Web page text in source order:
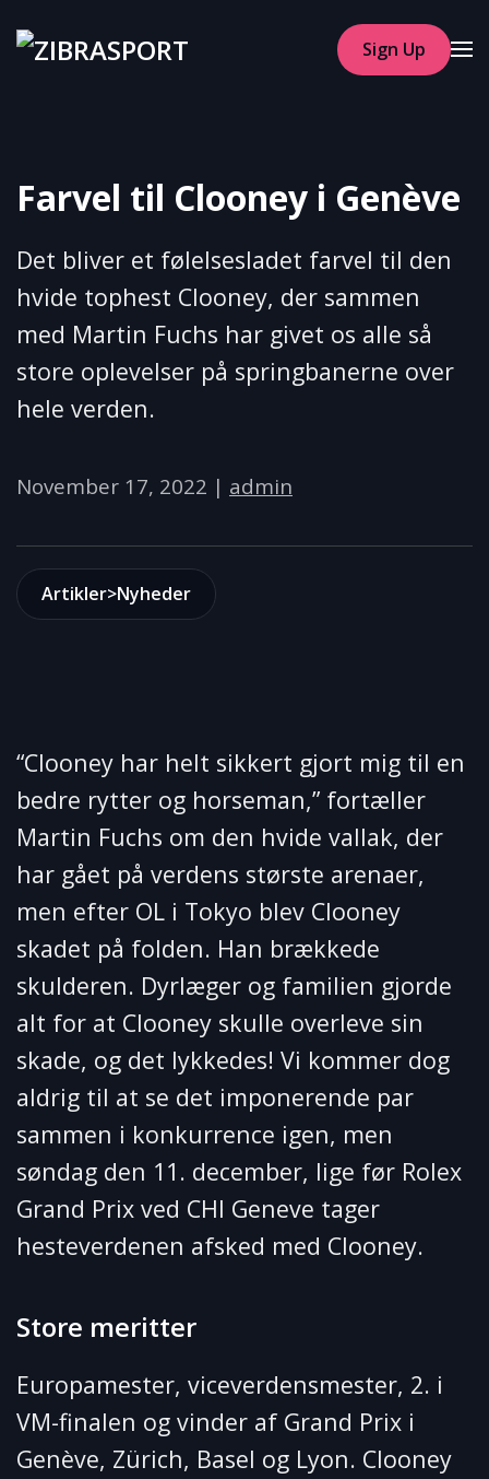
Skip to main content
Sign Up
Farvel til Clooney i Genève
Det bliver et følelsesladet farvel til den
hvide tophest Clooney, der sammen
med Martin Fuchs har givet os alle så
store oplevelser på springbanerne over
hele verden.
November 17, 2022 | admin
Artikler>Nyheder
“Clooney har helt sikkert gjort mig til en
bedre rytter og horseman,” fortæller
Martin Fuchs om den hvide vallak, der
har gået på verdens største arenaer,
men efter OL i Tokyo blev Clooney
skadet på folden. Han brækkede
skulderen. Dyrlæger og familien gjorde
alt for at Clooney skulle overleve sin
skade, og det lykkedes! Vi kommer dog
aldrig til at se det imponerende par
sammen i konkurrence igen, men
søndag den 11. december, lige før Rolex
Grand Prix ved CHI Geneve tager
hesteverdenen afsked med Clooney.
Store meritter
Europamester, viceverdensmester, 2. i
VM-finalen og vinder af Grand Prix i
Genève, Zürich, Basel og Lyon. Clooney